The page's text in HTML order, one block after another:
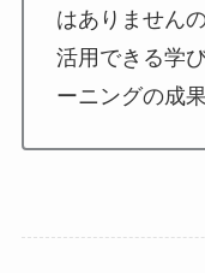
はありません
活用できる学
ーニングの成